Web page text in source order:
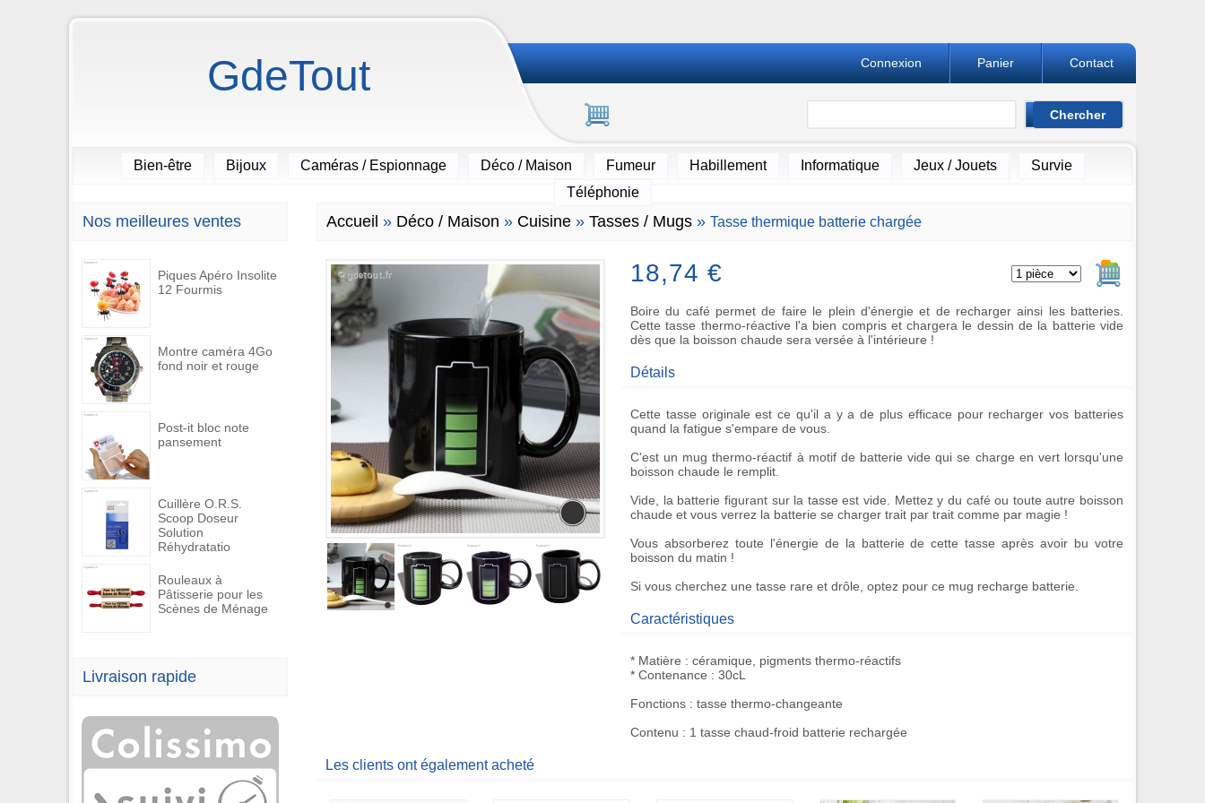
GdeTout Contact
Panier
Connexion
Bien-être Bijoux Caméras / Espionnage Déco / Maison Fumeur Habillement Informatique Jeux / Jouets
Survie
Téléphonie
Nos meilleures ventes
Piques Apéro Insolite
12 Fourmis
Montre caméra 4Go
fond noir et rouge
Post-it bloc note
pansement
Cuillère O.R.S.
Scoop Doseur
Solution
Réhydratatio
Rouleaux à
Pâtisserie pour les
Scènes de Ménage
Livraison rapide
Accueil » Déco / Maison » Cuisine » Tasses / Mugs » Tasse thermique batterie chargée
18,74 €
Boire du café permet de faire le plein d'énergie et de recharger ainsi les batteries.
Cette tasse thermo-réactive l'a bien compris et chargera le dessin de la batterie vide
dès que la boisson chaude sera versée à l'intérieure !
Détails
Cette tasse originale est ce qu'il a y a de plus efficace pour recharger vos batteries
quand la fatigue s'empare de vous.
C'est un mug thermo-réactif à motif de batterie vide qui se charge en vertlorsqu'une
boisson chaude le remplit.
Vide, la batterie figurant sur la tasse est vide. Mettez y du café ou toute autre boisson
chaude et vous verrez la batterie se charger trait par trait comme par magie !
Vous absorberez toute l'énergie de la batterie de cette tasse après avoir bu votre
boisson du matin !
Si vous cherchez une tasse rare et drôle , optez pour ce mug recharge batterie
Caractéristiques
* Matière : céramique, pigments thermo-réactifs
* Contenance : 30cL
Fonctions : tasse thermo-changeante
Contenu : 1 tasse chaud-froid batterie rechargée
Les clients ont également acheté